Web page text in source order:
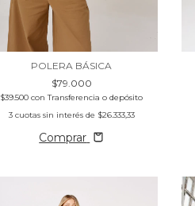
POLERA BÁSICA
$79.000
$39.500con Transferencia o depósito
3 cuotas sin interés de $26.333,33
Comprar